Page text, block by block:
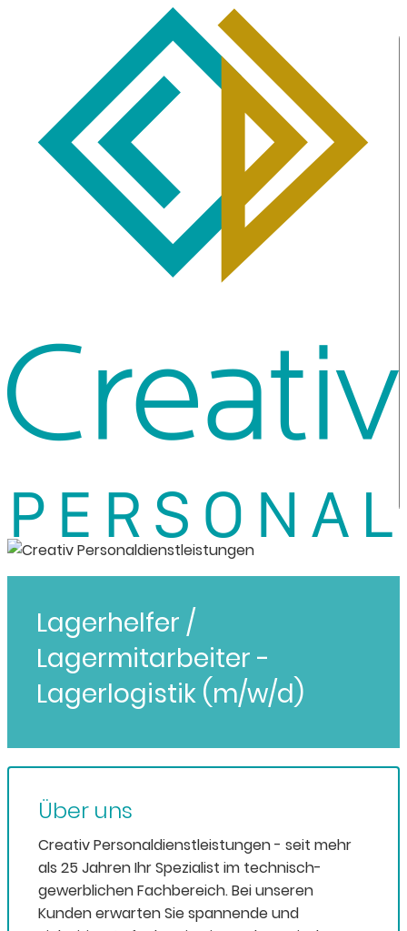
Lagerhelfer /
Lagermitarbeiter -
Lagerlogistik (m/w/d)
Über uns
Creativ Personaldienstleistungen - seit mehr
als 25 Jahren Ihr Spezialist im technisch-
gewerblichen Fachbereich. Bei unseren
Kunden erwarten Sie spannende und